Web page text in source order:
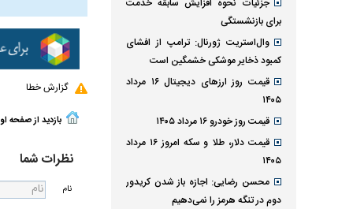
گزارش خطا
بازدید از صفحه
نظرات شما
نام
جزئیات نحوه افزایش سابقه خدمت
برای بازنشستگی
وال‌استریت ژورنال: ترامپ از افشای
کمبود ذخایر موشکی خشمگین است
قیمت روز ارز‌های دیجیتال ۱۶ مرداد
۱۴۰۵
قیمت روز خودرو ۱۶ مرداد ۱۴۰۵
قیمت دلار، طلا و سکه امروز ۱۶ مرداد
۱۴۰۵
محسن رضایی: اجازه باز شدن کریدور
دوم در تنگه هرمز را نمی‌دهیم